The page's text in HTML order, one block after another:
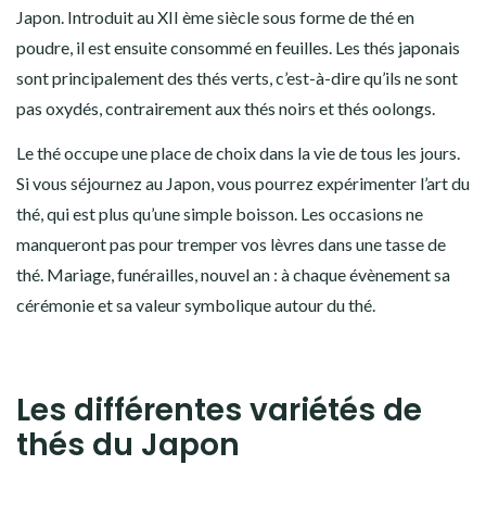
Japon. Introduit au XII ème siècle sous forme de thé en
poudre, il est ensuite consommé en feuilles. Les thés japonais
sont principalement des thés verts, c’est-à-dire qu’ils ne sont
pas oxydés, contrairement aux thés noirs et thés oolongs.
Le thé occupe une place de choix dans la vie de tous les jours.
Si vous séjournez au Japon, vous pourrez expérimenter l’art du
thé, qui est plus qu’une simple boisson. Les occasions ne
manqueront pas pour tremper vos lèvres dans une tasse de
thé. Mariage, funérailles, nouvel an : à chaque évènement sa
cérémonie et sa valeur symbolique autour du thé.
Les différentes variétés de
thés du Japon